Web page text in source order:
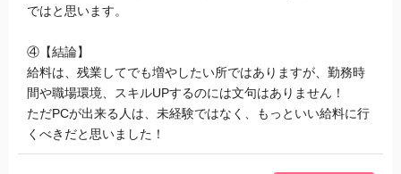
ではと思います。
④【結論】
給料は、残業してでも増やしたい所ではありますが、勤務時
間や職場環境、スキルUPするのには文句はありません！
ただPCが出来る人は、未経験ではなく、もっといい給料に行
くべきだと思いました！